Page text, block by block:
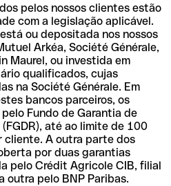
pelos nossos clientes estão
com a legislação aplicável.
ou depositada nos nossos
Arkéa, Société Générale,
Maurel, ou investida em
qualificados, cujas
na Société Générale. Em
bancos parceiros, os
Fundo de Garantia de
até ao limite de 100
cliente. A outra parte dos
por duas garantias
pelo Crédit Agricole CIB, filial
outra pelo BNP Paribas.